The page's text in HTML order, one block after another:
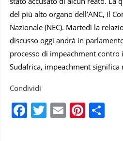
del più alto organo dell’ANC, il
Nazionale (NEC). Martedì la
discusso oggi andrà in
processo di impeachment contro
Sudafrica, impeachment significa
Condividi
Facebook
Twitter
Email